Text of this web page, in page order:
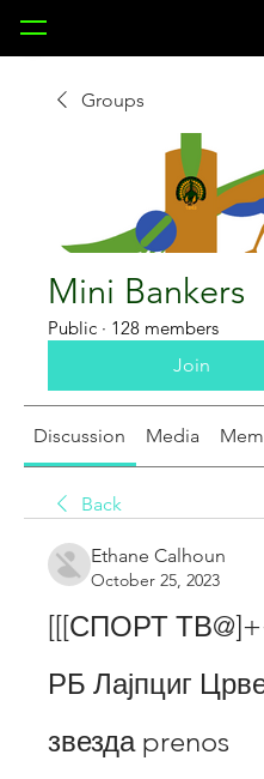
Groups
Mini Bankers
Public · 128 members
Join
Discussion Media
Back
Ethane Calhoun
October 25, 2023
[[[СПОРТ
РБ Лајпциг
звезда prenos